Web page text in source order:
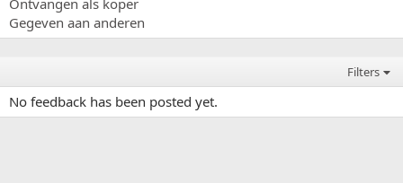
Ontvangen als koper
Gegeven aan anderen
Filters
No feedback has been posted yet.